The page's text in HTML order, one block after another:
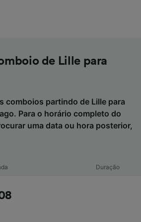
de Lille para
comboios partindo de Lille para
Para o horário completo do
uma data ou hora posterior,
Duração